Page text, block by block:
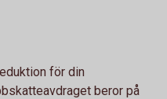
för din
beror på